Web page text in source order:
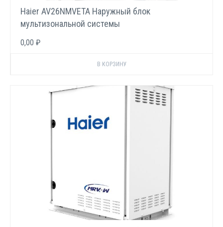
Haier AV26NMVETA Наружный блок
мультизональной системы
0,00 ₽